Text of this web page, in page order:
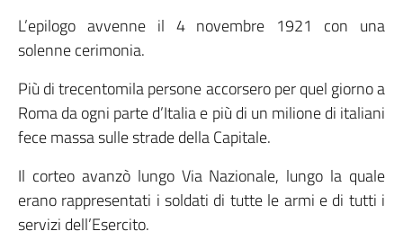
L’epilogo avvenne il 4 novembre 1921 con una
solenne cerimonia.
Più di trecentomila persone accorsero per quel giorno a
Roma da ogni parte d’Italia e più di un milione di italiani
fece massa sulle strade della Capitale.
Il corteo avanzò lungo Via Nazionale, lungo la quale
erano rappresentati i soldati di tutte le armi e di tutti i
servizi dell’Esercito.